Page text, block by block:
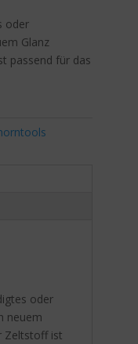
oder
Glanz
passend für das
oder
neuem
Zeltstoff ist